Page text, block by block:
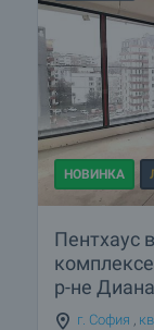
НОВИНКА
Пентхаус
р-не
г. София ,